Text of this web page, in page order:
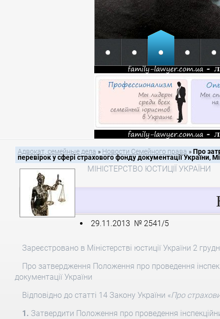
Адвокат, семейные дела » Новости Семейного права » Про
перевірок у сфері страхового фонду документації України,
МІНІСТЕРСТВО ЮСТИЦІЇ УКРАЇНИ
29.11.2013 № 2541/5
Зареєстровано в Міністерстві юстиції України 2
Про затвердження Положення про проведення
документації України
Відповідно до статті 14 Закону України «Про
1. Затвердити Положення про проведення